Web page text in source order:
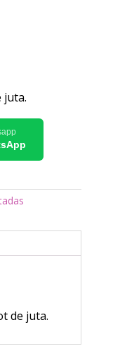
juta.
de juta.